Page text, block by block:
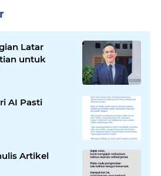
Latar
untuk
AI Pasti
Artikel